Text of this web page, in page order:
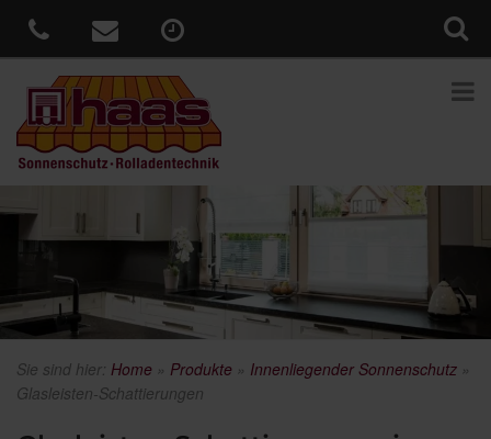
Sie sind hier: Home » Produkte » Innenliegender Sonnenschutz »
Glasleisten-Schattierungen